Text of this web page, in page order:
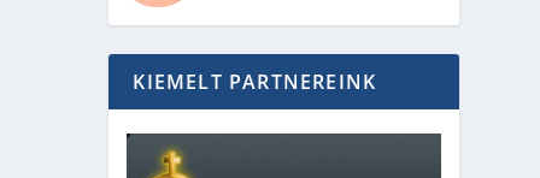
KIEMELT PARTNEREINK